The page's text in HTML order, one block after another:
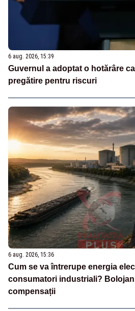
6 aug. 2026, 15:39
Guvernul a adoptat o hotărâre
pregătire pentru riscuri
6 aug. 2026, 15:36
Cum se va întrerupe energia
consumatori industriali?
compensații